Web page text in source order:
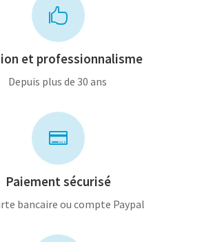

et professionnalisme
Depuis plus de 30 ans

Paiement sécurisé
bancaire ou compte Paypal